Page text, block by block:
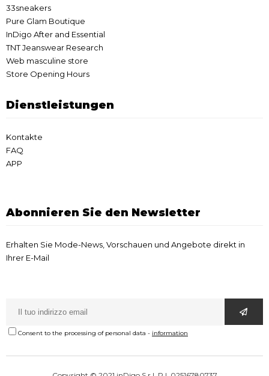
33sneakers
Pure Glam Boutique
InDigo After and Essential
TNT Jeanswear Research
Web masculine store
Store Opening Hours
Dienstleistungen
Kontakte
FAQ
APP
Abonnieren Sie den Newsletter
Erhalten Sie Mode-News, Vorschauen und Angebote direkt in
Ihrer E-Mail
Consent to the processing of personal data - information